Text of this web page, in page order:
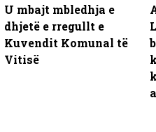
U mbajt mbledhja e
dhjetë e rregullt e
Kuvendit Komunal të
Vitisë